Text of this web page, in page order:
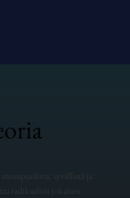
syvällistä ja
radikaalisti jokaisen